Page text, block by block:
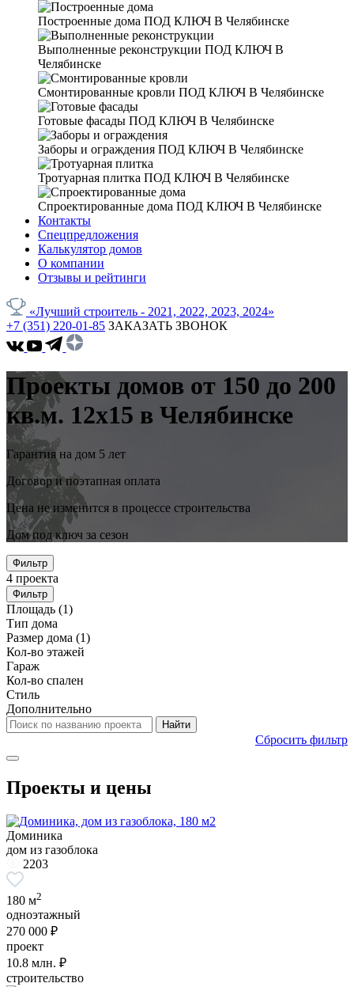
Построенные дома ПОД КЛЮЧ В Челябинске
Выполненные реконструкции ПОД КЛЮЧ В
Челябинске
Смонтированные кровли ПОД КЛЮЧ В Челябинске
Готовые фасады ПОД КЛЮЧ В Челябинске
Заборы и ограждения ПОД КЛЮЧ В Челябинске
Тротуарная плитка ПОД КЛЮЧ В Челябинске
Спроектированные дома ПОД КЛЮЧ В Челябинске
Контакты
Спецпредложения
Калькулятор домов
О компании
Отзывы и рейтинги
«Лучший строитель - 2021, 2022, 2023, 2024»
+7 (351) 220-01-85 ЗАКАЗАТЬ ЗВОНОК
Проекты домов от 150 до 200
кв.м. 12x15 в Челябинске
Гарантия на дом 5 лет
Договор и поэтапная оплата
Цена не изменится в процессе строительства
Дом под ключ за сезон
Фильтр
4 проекта
Фильтр
Площадь (1)
Тип дома
Размер дома (1)
Кол-во этажей
Гараж
Кол-во спален
Стиль
Дополнительно
Сбросить фильтр
Проекты и цены
Доминика
дом из газоблока
2203
180 м2
одноэтажный
270 000 ₽
проект
10.8 млн. ₽
строительство